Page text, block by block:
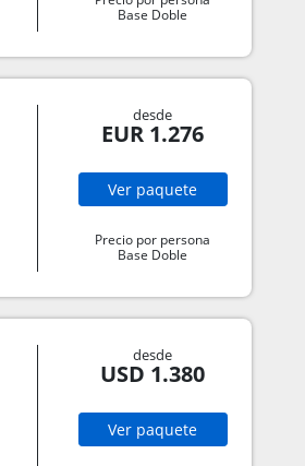
Base Doble
desde
EUR 1.276
Ver paquete
Precio por persona
Base Doble
desde
USD 1.380
Ver paquete